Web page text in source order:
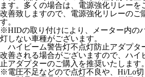
ます。多くの場合は、電源強化リレーを
改善致しますので、電源強化リレーのご
す。
※HIDの取り付けにより、メーター内の
灯しない車種がございます。
ハイビーム警告灯不点灯防止アダプタ
改善される場合がございますので、ハイ
止アダプターのご購入を推奨いたします。
※電圧不足などので点灯不良や、Hi/Lo